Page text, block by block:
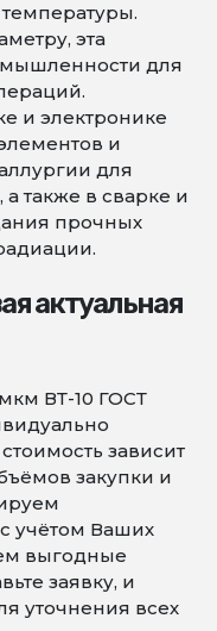
эта
для
и электронике
и
для
также в сварке и
прочных
актуальная
ВТ-10 ГОСТ
зависит
закупки и
учётом Ваших
выгодные
заявку, и
уточнения всех